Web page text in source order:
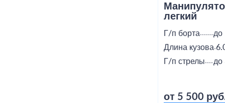
легкий
Г/п борта
до
Длина кузова
Г/п стрелы
до
от 5 500